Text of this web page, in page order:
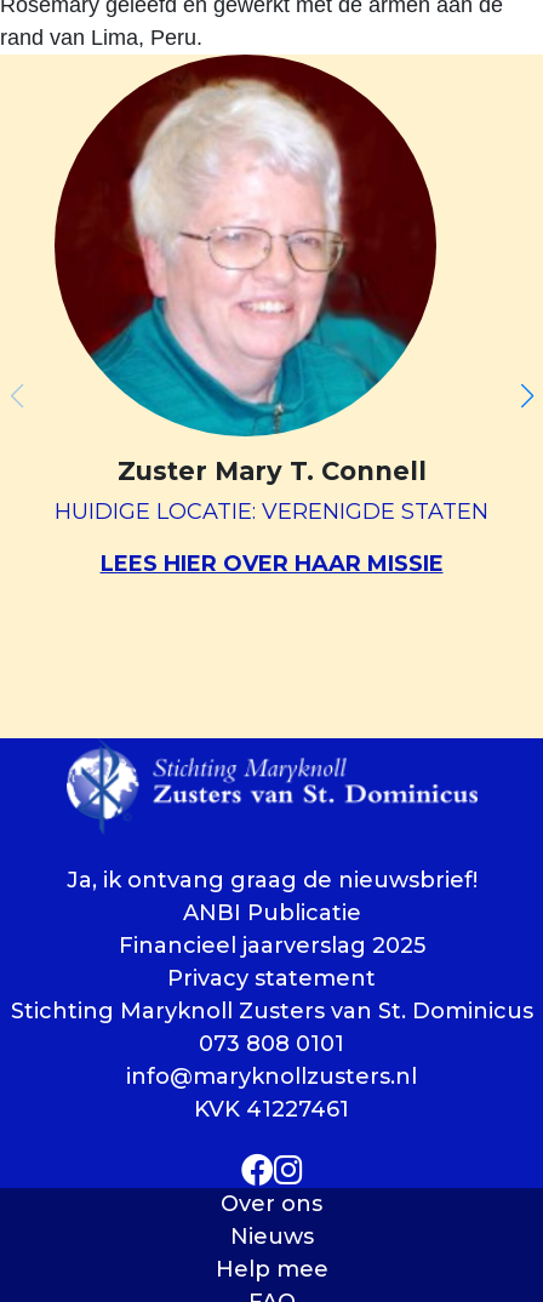
rand van Lima, Peru.
Zuster Mary T. Connell
HUIDIGE LOCATIE: VERENIGDE STATEN
LEES HIER OVER HAAR MISSIE
Ja, ik ontvang graag de nieuwsbrief!
ANBI Publicatie
Financieel jaarverslag 2025
Privacy statement
Stichting Maryknoll Zusters van St. Dominicus
073 808 0101
info@maryknollzusters.nl
KVK 41227461
Over ons
Nieuws
Help mee